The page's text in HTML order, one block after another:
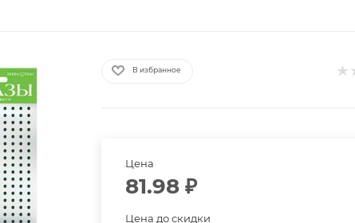
В избранное
Цена
81.98 ₽
Цена до скидки